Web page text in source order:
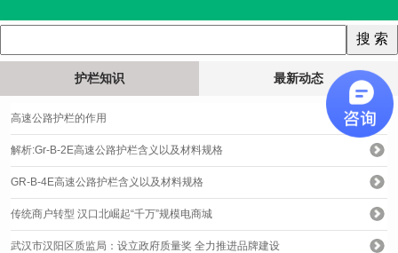
护栏知识 最新动态
高速公路护栏的作用
解析:Gr-B-2E高速公路护栏含义以及材料规格
GR-B-4E高速公路护栏含义以及材料规格
传统商户转型 汉口北崛起“千万”规模电商城
武汉市汉阳区质监局：设立政府质量奖 全力推进品牌建设